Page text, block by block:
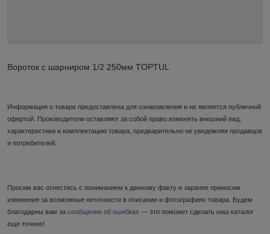
Вороток с шарниром 1/2 250мм TOPTUL
Информация о товаре предоставлена для ознакомления и не является публичной
офертой. Производители оставляют за собой право изменять внешний вид,
характеристики и комплектацию товара, предварительно не уведомляя продавцов
и потребителей.
Просим вас отнестись с пониманием к данному факту и заранее приносим
извинения за возможные неточности в описании и фотографиях товара. Будем
благодарны вам за сообщение об ошибках — это поможет сделать наш каталог
еще точнее!